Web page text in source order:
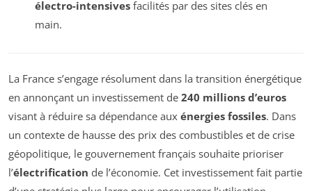
électro-intensivesfacilités par des sites clés en
main.
La France s’engage résolument dans la transition énergétique
en annonçant un investissement de 240 millions d’euros
visant à réduire sa dépendance aux énergies fossiles. Dans
un contexte de hausse des prix des combustibles et de crise
géopolitique, le gouvernement français souhaite prioriser
l’électrification de l’économie. Cet investissement fait partie